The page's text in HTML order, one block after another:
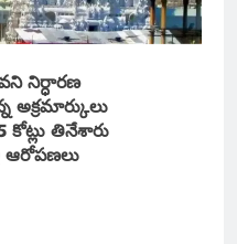
నిర్ధారణ
అక్రమార్కులు
తినేశారు
ఆరోపణలు